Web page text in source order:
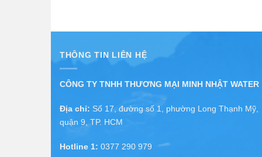
THÔNG TIN LIÊN HỆ
CÔNG TY TNHH THƯƠNG MẠI MINH NHẬT WATER
Địa chỉ: Số 17, đường số 1, phường Long Thạnh Mỹ,
quận 9, TP. HCM
Hotline 1: 0377 290 979